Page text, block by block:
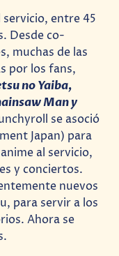
entre 45
Desde co-
muchas de las
por los fans,
no Yaiba,
Man y
se asoció
Japan) para
al servicio,
y conciertos.
nuevos
para servir a los
Ahora se